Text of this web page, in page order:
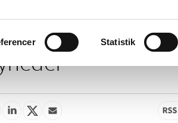
Statistik